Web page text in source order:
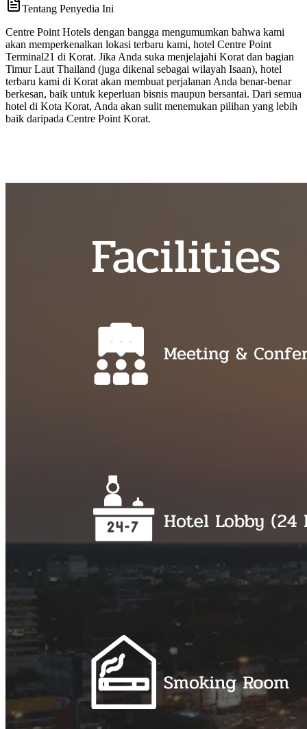
Tentang Penyedia Ini
Centre Point Hotels dengan bangga mengumumkan bahwa kami
akan memperkenalkan lokasi terbaru kami, hotel Centre Point
Terminal21 di Korat. Jika Anda suka menjelajahi Korat dan bagian
Timur Laut Thailand (juga dikenal sebagai wilayah Isaan), hotel
terbaru kami di Korat akan membuat perjalanan Anda benar-benar
berkesan, baik untuk keperluan bisnis maupun bersantai. Dari semua
hotel di Kota Korat, Anda akan sulit menemukan pilihan yang lebih
baik daripada Centre Point Korat.